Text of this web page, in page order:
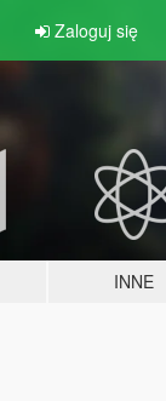
Zaloguj się
INNE